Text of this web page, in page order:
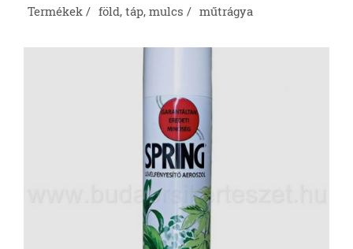
Termékek / föld, táp, mulcs / műtrágya